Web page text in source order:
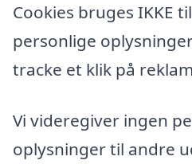
Cookies bruges IKKE
personlige
tracke et klik på
Vi videregiver ingen
oplysninger til andre